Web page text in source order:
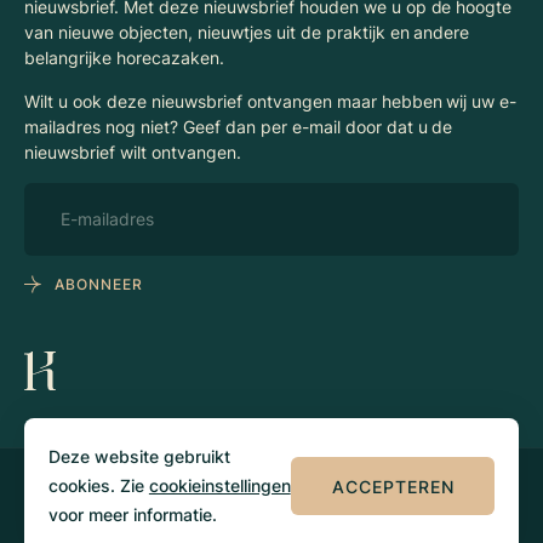
Deze website gebruikt
cookies. Zie cookieinstellingen
voor meer informatie.
ACCEPTEREN
nieuwsbrief. Met deze nieuwsbrief houden we u op de hoogte
van nieuwe objecten, nieuwtjes uit de praktijk en andere
belangrijke horecazaken.
Wilt u ook deze nieuwsbrief ontvangen maar hebben wij uw e-
mailadres nog niet? Geef dan per e-mail door dat u de
nieuwsbrief wilt ontvangen.
ABONNEER
© 2026 Klaassen
Horecamakelaars
Privacy
Algemene
voorwaarden